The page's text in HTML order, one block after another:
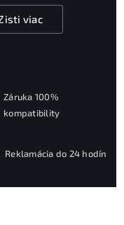
viac
Záruka 100%
kompatibility
Reklamácia do 24 hodín